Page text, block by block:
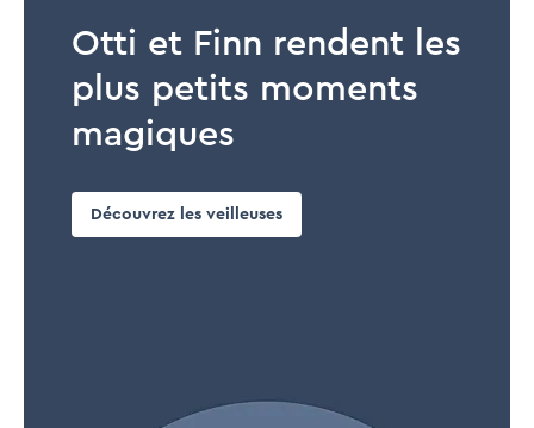
Découvrez les veilleuses
Otti et Finn rendent les
plus petits moments
magiques